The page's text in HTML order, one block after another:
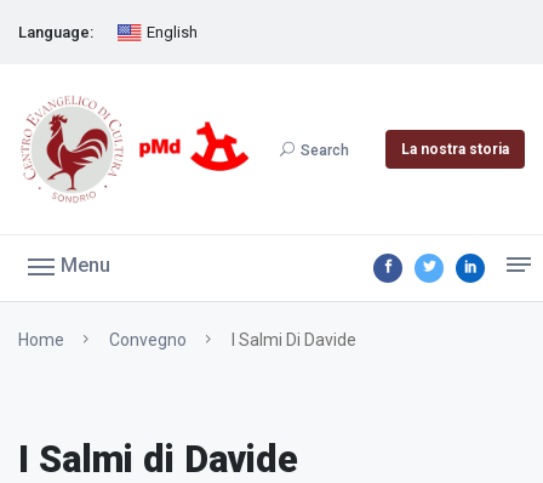
Language: English
Search La nostra storia
Menu
Home Convegno I Salmi Di Davide
I Salmi di Davide